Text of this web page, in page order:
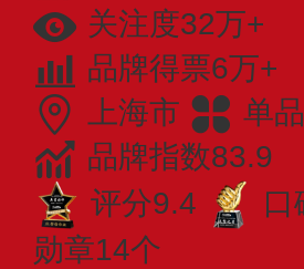
关注度32万+
品牌得票6万+
上海市
单
品牌指数83.9
评分9.4
口
勋章14个